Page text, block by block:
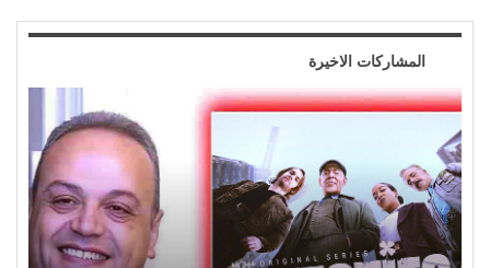
المشاركات الاخيرة